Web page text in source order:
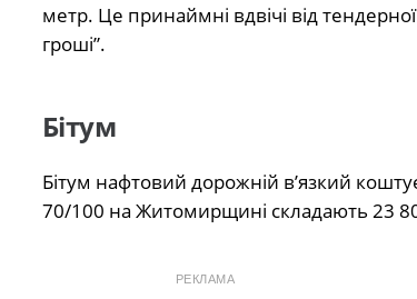
метр. Це принаймні вдвічі від
гроші”.
Бітум
Бітум нафтовий дорожній в’язкий
70/100 на Житомирщині складають 23
РЕКЛАМА